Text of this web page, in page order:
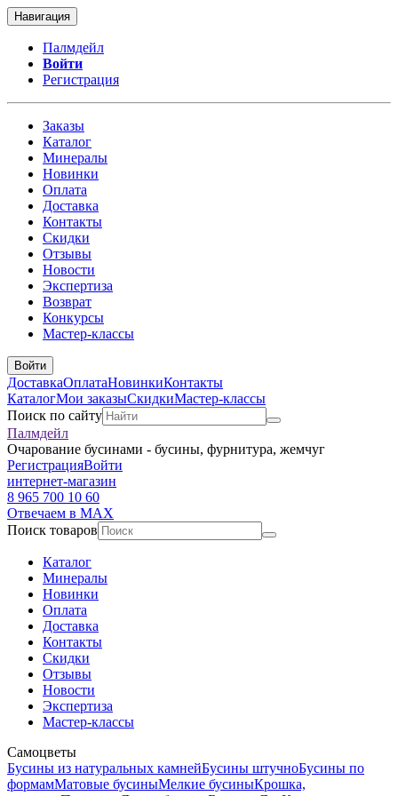
Навигация
Палмдейл
Войти
Регистрация
Заказы
Каталог
Минералы
Новинки
Оплата
Доставка
Контакты
Скидки
Отзывы
Новости
Экспертиза
Возврат
Конкурсы
Мастер-классы
Войти
ДоставкаОплатаНовинкиКонтакты
КаталогМои заказыСкидкиМастер-классы
Поиск по сайту
Палмдейл
Очарование бусинами - бусины, фурнитура, жемчуг
РегистрацияВойти
интернет-магазин
8 965 700 10 60
Отвечаем в MAX
Поиск товаров
Каталог
Минералы
Новинки
Оплата
Доставка
Контакты
Скидки
Отзывы
Новости
Экспертиза
Мастер-классы
Самоцветы
Бусины из натуральных камнейБусины штучноБусины по
формамМатовые бусиныМелкие бусиныКрошка,